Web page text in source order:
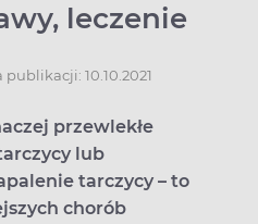
leczenie
publikacji: 10.10.2021
przewlekłe
lub
tarczycy – to
chorób